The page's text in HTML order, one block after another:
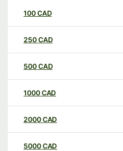
100CAD
250CAD
500CAD
1000CAD
2000CAD
5000CAD